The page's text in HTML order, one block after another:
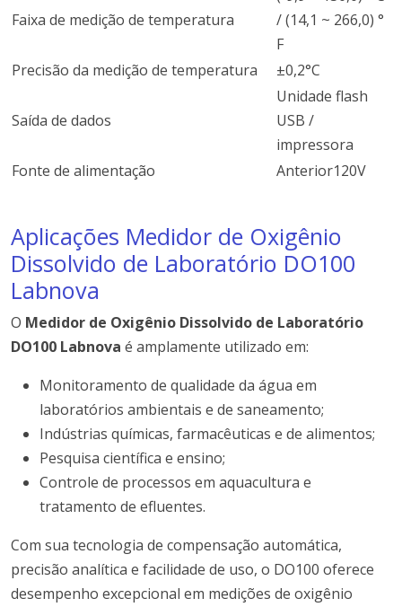
Faixa de medição de temperatura
/ (14,1 ~ 266,0) °
F
Precisão da medição de temperatura
±0,2°C
Saída de dados
Unidade flash
USB /
impressora
Fonte de alimentação
Anterior120V
Aplicações Medidor de Oxigênio
Dissolvido de Laboratório DO100
Labnova
O Medidor de Oxigênio Dissolvido de Laboratório
DO100 Labnova é amplamente utilizado em:
Monitoramento de qualidade da água em
laboratórios ambientais e de saneamento;
Indústrias químicas, farmacêuticas e de alimentos;
Pesquisa científica e ensino;
Controle de processos em aquacultura e
tratamento de efluentes.
Com sua tecnologia de compensação automática,
precisão analítica e facilidade de uso, o DO100 oferece
desempenho excepcional em medições de oxigênio